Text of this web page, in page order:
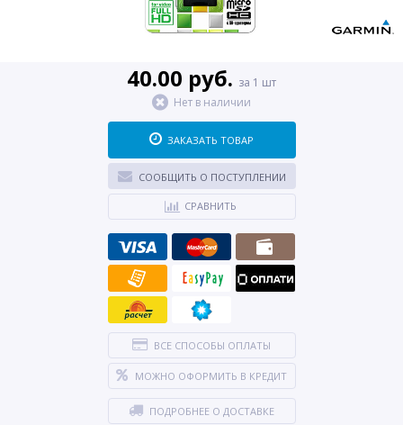
40.00 руб. за 1 шт
Нет в наличии
ЗАКАЗАТЬ ТОВАР
СООБЩИТЬ О ПОСТУПЛЕНИИ
СРАВНИТЬ
ВСЕ СПОСОБЫ ОПЛАТЫ
МОЖНО ОФОРМИТЬ В КРЕДИТ
ПОДРОБНЕЕ О ДОСТАВКЕ